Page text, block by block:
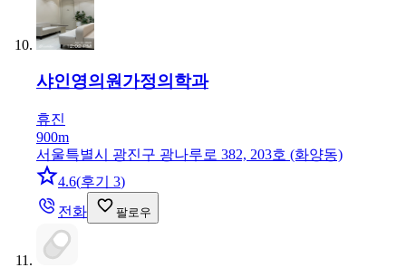
샤인영의원가정의학과
휴진
900m
서울특별시 광진구 광나루로 382, 203호 (화양동)
4.6(후기 3)
전화
팔로우